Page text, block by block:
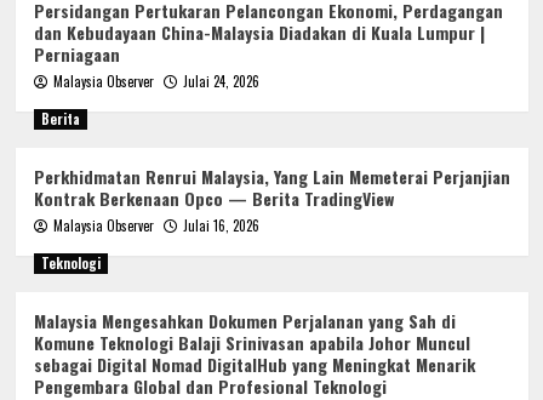
Persidangan Pertukaran Pelancongan Ekonomi, Perdagangan
dan Kebudayaan China-Malaysia Diadakan di Kuala Lumpur |
Perniagaan
Malaysia Observer
Julai 24, 2026
Berita
Perkhidmatan Renrui Malaysia, Yang Lain Memeterai Perjanjian
Kontrak Berkenaan Opco — Berita TradingView
Malaysia Observer
Julai 16, 2026
Teknologi
Malaysia Mengesahkan Dokumen Perjalanan yang Sah di
Komune Teknologi Balaji Srinivasan apabila Johor Muncul
sebagai Digital Nomad DigitalHub yang Meningkat Menarik
Pengembara Global dan Profesional Teknologi